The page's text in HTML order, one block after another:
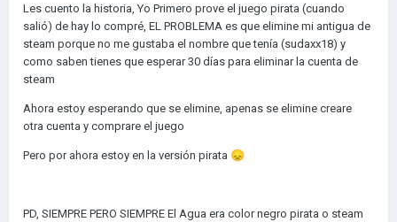
Les cuento la historia, Yo Primero prove el juego pirata (cuando
salió) de hay lo compré, EL PROBLEMA es que elimine mi antigua de
steam porque no me gustaba el nombre que tenía (sudaxx18) y
como saben tienes que esperar 30 días para eliminar la cuenta de
steam
Ahora estoy esperando que se elimine, apenas se elimine creare
otra cuenta y comprare el juego
Pero por ahora estoy en la versión pirata 😞
PD, SIEMPRE PERO SIEMPRE El Agua era color negro pirata o steam